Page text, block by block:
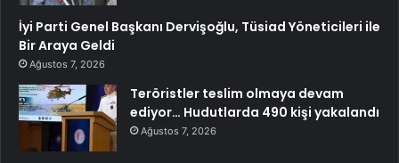
İyi Parti Genel Başkanı Dervişoğlu, Tüsiad Yöneticileri ile
Bir Araya Geldi
Ağustos 7, 2026
Teröristler teslim olmaya devam
ediyor… Hudutlarda 490 kişi yakalandı
Ağustos 7, 2026